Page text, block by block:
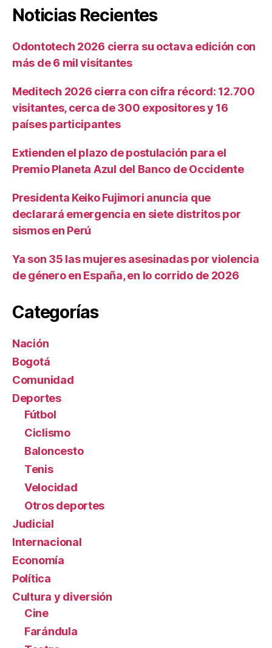
Noticias Recientes
Odontotech 2026 cierra su octava edición con
más de 6 mil visitantes
Meditech 2026 cierra con cifra récord: 12.700
visitantes, cerca de 300 expositores y 16
países participantes
Extienden el plazo de postulación para el
Premio Planeta Azul del Banco de Occidente
Presidenta Keiko Fujimori anuncia que
declarará emergencia en siete distritos por
sismos en Perú
Ya son 35 las mujeres asesinadas por violencia
de género en España, en lo corrido de 2026
Categorías
Nación
Bogotá
Comunidad
Deportes
Fútbol
Ciclismo
Baloncesto
Tenis
Velocidad
Otros deportes
Judicial
Internacional
Economía
Política
Cultura y diversión
Cine
Farándula